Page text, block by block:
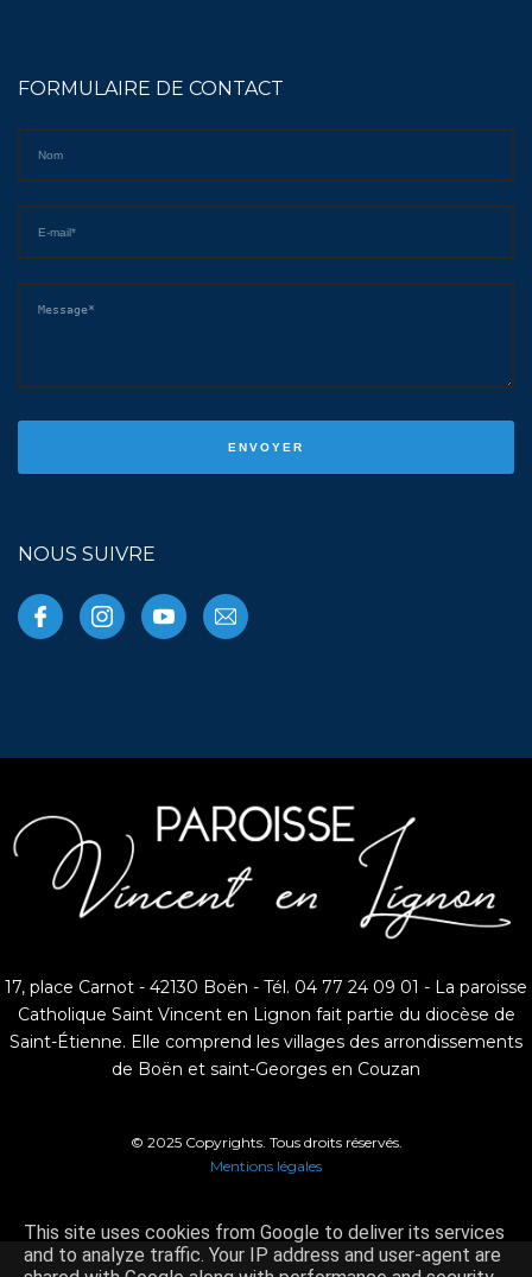
FORMULAIRE DE CONTACT
NOUS SUIVRE
17, place Carnot - 42130 Boën - Tél. 04 77 24 09 01 - La paroisse
Catholique Saint Vincent en Lignon fait partie du diocèse de
Saint-Étienne. Elle comprend les villages des arrondissements
de Boën et saint-Georges en Couzan
© 2025 Copyrights. Tous droits réservés.
Mentions légales
This site uses cookies from Google to deliver its services
and to analyze traffic. Your IP address and user-agent are